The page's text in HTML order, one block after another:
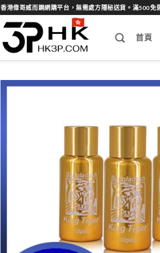
香港偉哥威而鋼網購平台，無需處方隱秘送貨。滿500免
首頁